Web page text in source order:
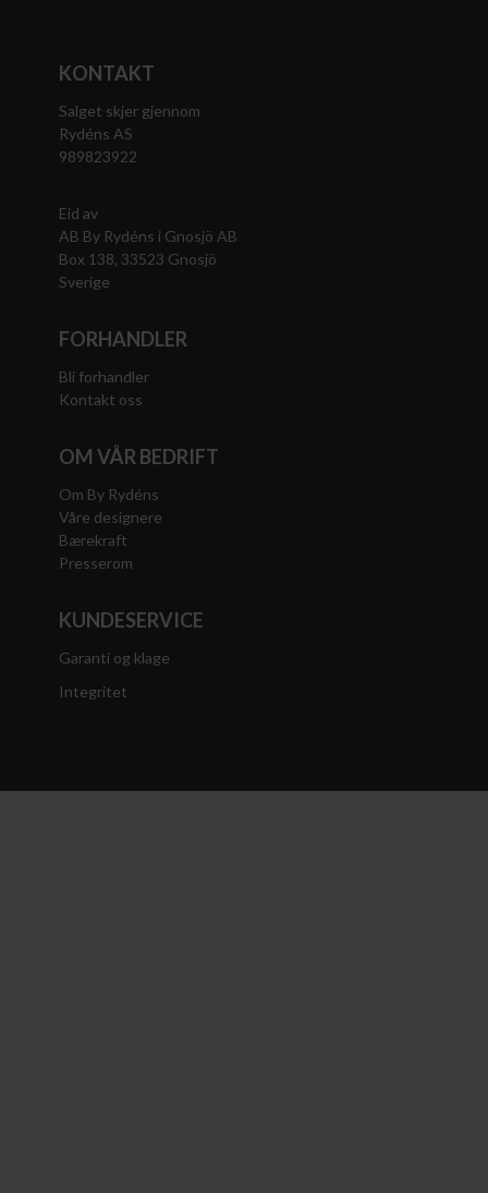
KONTAKT
Salget skjer gjennom
Rydéns AS
989823922
Eid av
AB By Rydéns i Gnosjö AB
Box 138, 33523 Gnosjö
Sverige
FORHANDLER
Bli forhandler
Kontakt oss
OM VÅR BEDRIFT
Om By Rydéns
Våre designere
Bærekraft
Presserom
KUNDESERVICE
Garanti og klage
Integritet